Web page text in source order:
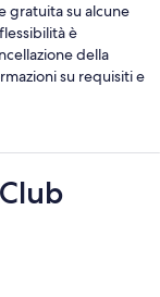
gratuita su alcune
è
della
su requisiti e